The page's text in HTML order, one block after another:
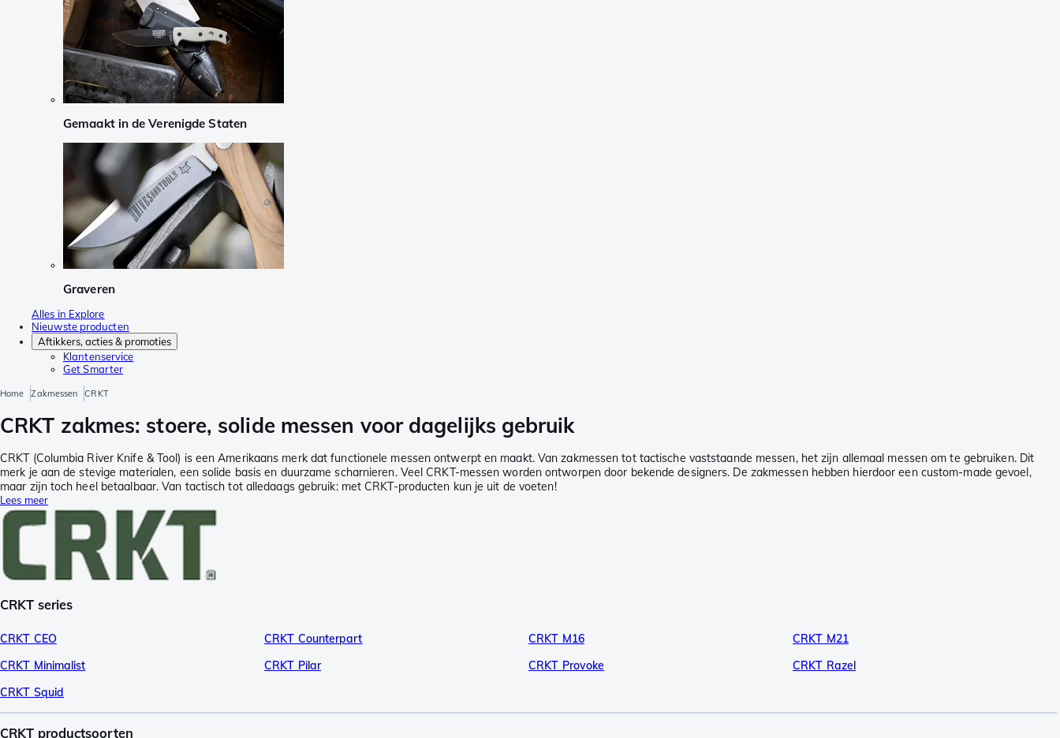
Gemaakt in de Verenigde Staten
Graveren
Alles in Explore
Nieuwste producten
Aftikkers, acties & promoties
Klantenservice
Get Smarter
Home Zakmessen CRKT
CRKT zakmes: stoere, solide messen voor dagelijks gebruik
CRKT (Columbia River Knife & Tool) is een Amerikaans merk dat functionele messen ontwerpt en maakt. Van zakmessen tot tactische vaststaande messen, het zijn allemaal messen om te gebruiken. Dit
merk je aan de stevige materialen, een solide basis en duurzame scharnieren. Veel CRKT-messen worden ontworpen door bekende designers. De zakmessen hebben hierdoor een custom-made gevoel,
maar zijn toch heel betaalbaar. Van tactisch tot alledaags gebruik: met CRKT-producten kun je uit de voeten!
Lees meer
CRKT series
CRKT CEO CRKT Counterpart CRKT M16
CRKT M21
CRKT Minimalist
CRKT Pilar CRKT Provoke
CRKT Razel
CRKT Squid
CRKT productsoorten